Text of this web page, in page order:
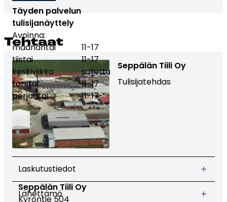
Täyden palvelun
tulisijanäyttely
Avoinna:
maanantai
11-17
tiistai
11-17
keskiviikko
suljettu
torstai
11-17
perjantai
11-17
Teh­taat
Seppälän Tiili Oy
Tulisijatehdas
Laskutustiedot
Seppälän Tiili Oy
Kyröntie 504
Lähettämö